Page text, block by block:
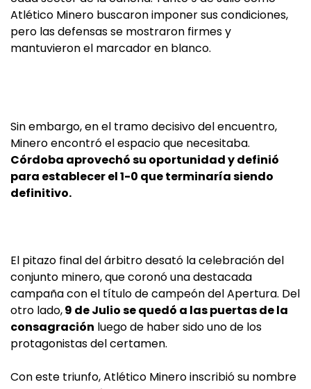
Atlético Minero buscaron imponer sus condiciones,
pero las defensas se mostraron firmes y
mantuvieron el marcador en blanco.
Sin embargo, en el tramo decisivo del encuentro,
Minero encontró el espacio que necesitaba.
Córdoba aprovechó su oportunidad y definió
para establecer el 1-0 que terminaría siendo
definitivo.
El pitazo final del árbitro desató la celebración del
conjunto minero, que coronó una destacada
campaña con el título de campeón del Apertura. Del
otro lado,9 de Julio se quedó a las puertas de la
consagración luego de haber sido uno de los
protagonistas del certamen.
Con este triunfo, Atlético Minero inscribió su nombre